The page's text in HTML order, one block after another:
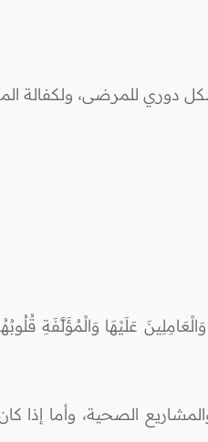
للمرضى، ولكفالة
عَلَيْهَا وَالْمُؤَلَّفَةِ
الصحية، وأما إذا